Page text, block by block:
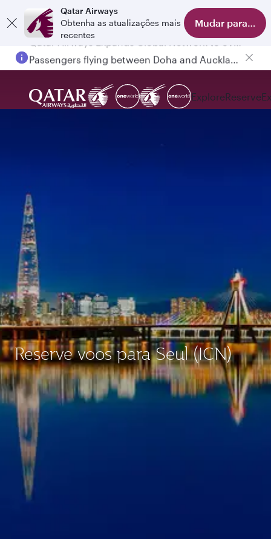
Qatar Airways
Obtenha as atualizações mais
recentes
Mudar para o
ExploreReserve
Reserve voos para Seul (ICN)